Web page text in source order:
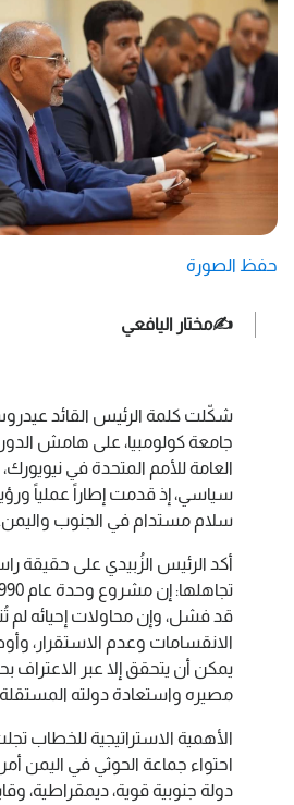
حفظ الصورة
✍️مختار اليافعي
شكّلت كلمة الرئيس القائد
جامعة كولومبيا، على هامش
العامة للأمم المتحدة في
سياسي، إذ قدمت إطاراً عملياً
سلام مستدام في الجنوب واليمن.
أكد الرئيس الزُبيدي على حقيقة
قد فشل، وإن محاولات إحيائه لم
الانقسامات وعدم الاستقرار،
يمكن أن يتحقق إلا عبر الاعتراف
مصيره واستعادة دولته
الأهمية الاستراتيجية للخطاب
احتواء جماعة الحوثي في اليمن
دولة جنوبية قوية، ديمقراطية،